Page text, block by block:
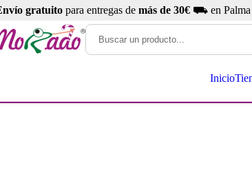
gratuito para entregas de más de 30€ ⛟ en Palma
Inicio